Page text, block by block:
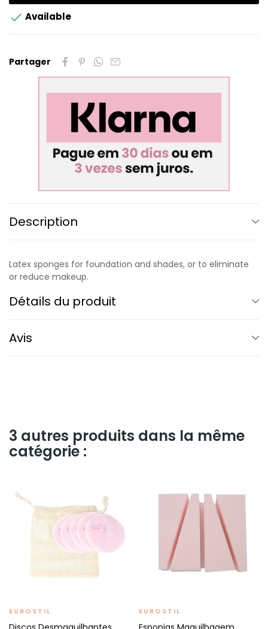
 Available
Partager
Description
Latex sponges for foundation and shades, or to eliminate
or reduce makeup.
Détails du produit
Avis
3 autres produits dans la même
catégorie :
EUROSTIL EUROSTIL